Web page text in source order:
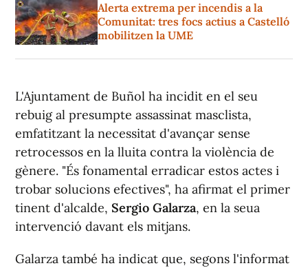
Alerta extrema per incendis a la
Comunitat: tres focs actius a Castelló
mobilitzen la UME
L'Ajuntament de Buñol ha incidit en el seu
rebuig al presumpte assassinat masclista,
emfatitzant la necessitat d'avançar sense
retrocessos en la lluita contra la violència de
gènere. "És fonamental erradicar estos actes i
trobar solucions efectives", ha afirmat el primer
tinent d'alcalde, Sergio Galarza, en la seua
intervenció davant els mitjans.
Galarza també ha indicat que, segons l'informat